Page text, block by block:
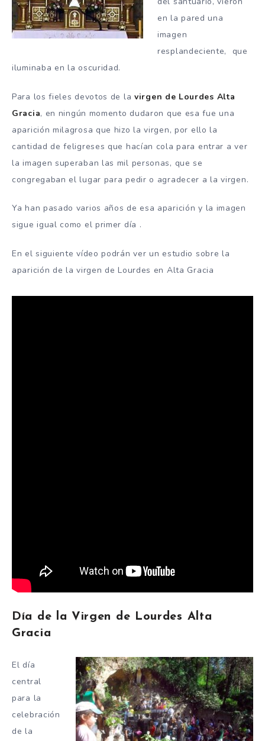
en la pared una
imagen
resplandeciente, que
iluminaba en la oscuridad.
Para los fieles devotos de la virgen de Lourdes Alta
Gracia, en ningún momento dudaron que esa fue una
aparición milagrosa que hizo la virgen, por ello la
cantidad de feligreses que hacían cola para entrar a ver
la imagen superaban las mil personas, que se
congregaban el lugar para pedir o agradecer a la virgen.
Ya han pasado varios años de esa aparición y la imagen
sigue igual como el primer día .
En el siguiente vídeo podrán ver un estudio sobre la
aparición de la virgen de Lourdes en Alta Gracia
Día de la Virgen de Lourdes Alta
Gracia
El día
central
para la
celebración
de la